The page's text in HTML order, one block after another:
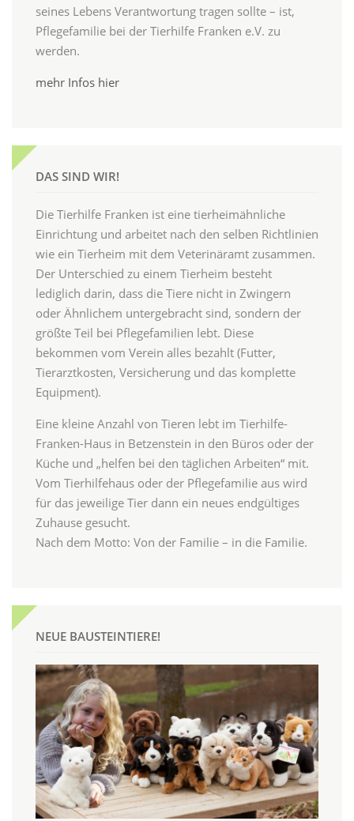
seines Lebens Verantwortung tragen sollte – ist,
Pflegefamilie bei der Tierhilfe Franken e.V. zu
werden.
mehr Infos hier
DAS SIND WIR!
Die Tierhilfe Franken ist eine tierheimähnliche
Einrichtung und arbeitet nach den selben Richtlinien
wie ein Tierheim mit dem Veterinäramt zusammen.
Der Unterschied zu einem Tierheim besteht
lediglich darin, dass die Tiere nicht in Zwingern
oder Ähnlichem untergebracht sind, sondern der
größte Teil bei Pflegefamilien lebt. Diese
bekommen vom Verein alles bezahlt (Futter,
Tierarztkosten, Versicherung und das komplette
Equipment).
Eine kleine Anzahl von Tieren lebt im Tierhilfe-
Franken-Haus in Betzenstein in den Büros oder der
Küche und „helfen bei den täglichen Arbeiten“ mit.
Vom Tierhilfehaus oder der Pflegefamilie aus wird
für das jeweilige Tier dann ein neues endgültiges
Zuhause gesucht.
Nach dem Motto: Von der Familie – in die Familie.
NEUE BAUSTEINTIERE!